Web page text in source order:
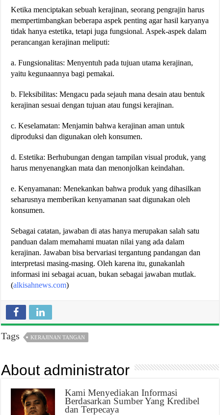
Ketika menciptakan sebuah kerajinan, seorang pengrajin harus
mempertimbangkan beberapa aspek penting agar hasil karyanya
tidak hanya estetika, tetapi juga fungsional. Aspek-aspek dalam
perancangan kerajinan meliputi:
a. Fungsionalitas: Menyentuh pada tujuan utama kerajinan,
yaitu kegunaannya bagi pemakai.
b. Fleksibilitas: Mengacu pada sejauh mana desain atau bentuk
kerajinan sesuai dengan tujuan atau fungsi kerajinan.
c. Keselamatan: Menjamin bahwa kerajinan aman untuk
diproduksi dan digunakan oleh konsumen.
d. Estetika: Berhubungan dengan tampilan visual produk, yang
harus menyenangkan mata dan menonjolkan keindahan.
e. Kenyamanan: Menekankan bahwa produk yang dihasilkan
seharusnya memberikan kenyamanan saat digunakan oleh
konsumen.
Sebagai catatan, jawaban di atas hanya merupakan salah satu
panduan dalam memahami muatan nilai yang ada dalam
kerajinan. Jawaban bisa bervariasi tergantung pandangan dan
interpretasi masing-masing. Oleh karena itu, gunakanlah
informasi ini sebagai acuan, bukan sebagai jawaban mutlak.
(alkisahnews.com)
Tags KERAJINAN TANGAN
About administrator
Kami Menyediakan Informasi
Berdasarkan Sumber Yang Kredibel
dan Terpecaya